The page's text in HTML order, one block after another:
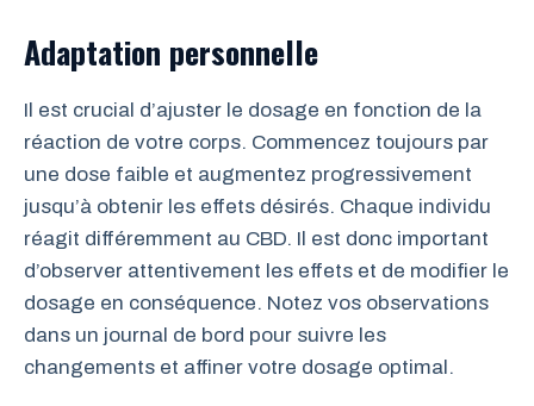
Adaptation personnelle
Il est crucial d’ajuster le dosage en fonction de la
réaction de votre corps. Commencez toujours par
une dose faible et augmentez progressivement
jusqu’à obtenir les effets désirés. Chaque individu
réagit différemment au CBD. Il est donc important
d’observer attentivement les effets et de modifier le
dosage en conséquence. Notez vos observations
dans un journal de bord pour suivre les
changements et affiner votre dosage optimal.